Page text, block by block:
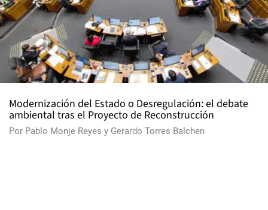
Modernización del Estado o Desregulación: el debate
ambiental tras el Proyecto de Reconstrucción
Por Pablo Monje Reyes y Gerardo Torres Balchen